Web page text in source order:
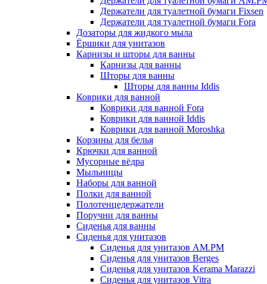
Держатели для туалетной бумаги Fixsen
Держатели для туалетной бумаги Fora
Дозаторы для жидкого мыла
Ёршики для унитазов
Карнизы и шторы для ванны
Карнизы для ванны
Шторы для ванны
Шторы для ванны Iddis
Коврики для ванной
Коврики для ванной Fora
Коврики для ванной Iddis
Коврики для ванной Moroshka
Корзины для белья
Крючки для ванной
Мусорные вёдра
Мыльницы
Наборы для ванной
Полки для ванной
Полотенцедержатели
Поручни для ванны
Сиденья для ванны
Сиденья для унитазов
Сиденья для унитазов AM.PM
Сиденья для унитазов Berges
Сиденья для унитазов Kerama Marazzi
Сиденья для унитазов Vitra